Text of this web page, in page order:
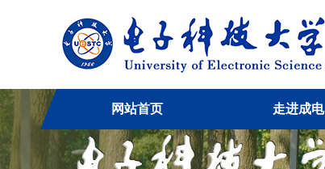
网站首页 走进成电